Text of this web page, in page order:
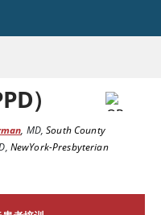
）
, MD,South County
, NewYork-Presbyterian